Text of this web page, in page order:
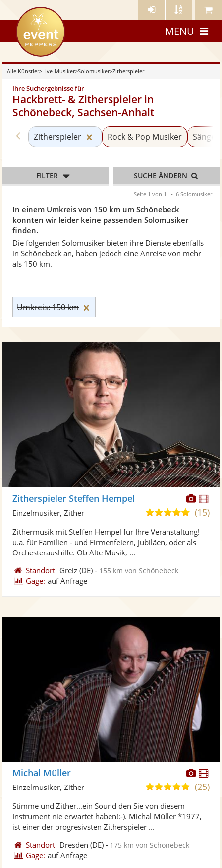
Künstler- Künstler Meine
eventpeppers
MENU
Alle Künstler>Live-Musiker>Solomusiker>Zitherspieler
Ihre Suchergebnisse für
Hackbrett- & Zitherspieler in
Schönebeck, Sachsen-Anhalt
In einem Umkreis von 150 km um Schönebeck
konnten wir leider keine passenden Solomusiker
finden.
Die folgenden Solomusiker bieten ihre Dienste ebenfalls
in Schönebeck an, haben jedoch eine Anreise von mehr
als 150 km.
Zurück zu «Solomusiker»
Zitherspieler Kategorie «Zitherspieler»
Rock & Pop Musiker
Umkreis: 150 km
FILTER SUCHE ÄNDERN
Seite 1 von 1 6 Solomusiker
Fotos
Zitherspieler Steffen Hempel
5,0
5
(15)
Einzelmusiker, Zither
Zithermusik mit Steffen Hempel für Ihre Veranstaltung!
u.a. für Familien - und Firmenfeiern, Jubiläen, oder als
Orchesteraushilfe. Ob Alte Musik, ...
Standort: Greiz (DE) - 155 km von Schönebeck
Gage: auf Anfrage
Michal Müller
4,9
Sternen
(25)
Einzelmusiker, Zither
Stimme und Zither...ein Sound den Sie von diesem
Instrument nie erwartet haben!:-). Michal Müller *1977,
ist einer der progresivsten Zitherspieler ...
Standort: Dresden (DE) - 175 km von Schönebeck
Gage: auf Anfrage